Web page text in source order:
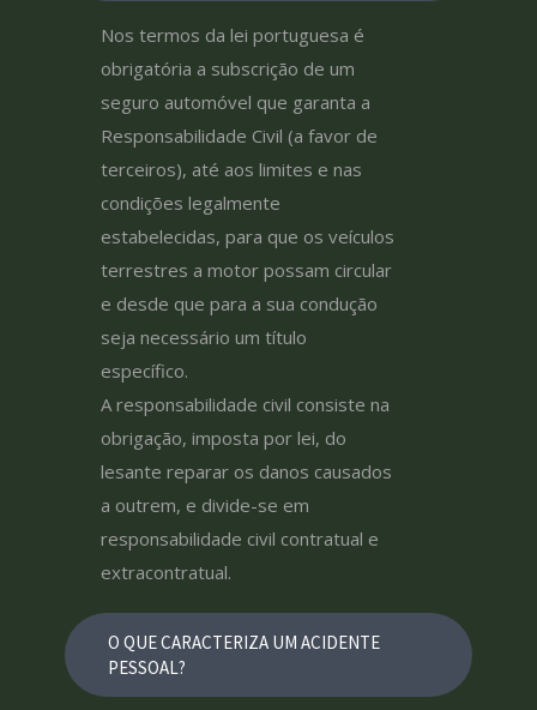
Nos termos da lei portuguesa é
obrigatória a subscrição de um
seguro automóvel que garanta a
Responsabilidade Civil (a favor de
terceiros), até aos limites e nas
condições legalmente
estabelecidas, para que os veículos
terrestres a motor possam circular
e desde que para a sua condução
seja necessário um título
específico.
A responsabilidade civil consiste na
obrigação, imposta por lei, do
lesante reparar os danos causados
a outrem, e divide-se em
responsabilidade civil contratual e
extracontratual.
O QUE CARACTERIZA UM ACIDENTE
PESSOAL?